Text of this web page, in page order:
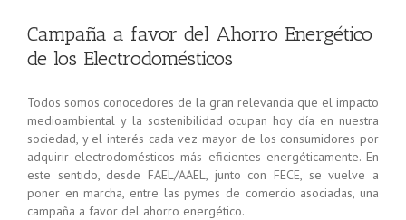
Campaña a favor del Ahorro Energético
de los Electrodomésticos
Todos somos conocedores de la gran relevancia que el impacto
medioambiental y la sostenibilidad ocupan hoy día en nuestra
sociedad, y el interés cada vez mayor de los consumidores por
adquirir electrodomésticos más eficientes energéticamente. En
este sentido, desde FAEL/AAEL, junto con FECE, se vuelve a
poner en marcha, entre las pymes de comercio asociadas, una
campaña a favor del ahorro energético.